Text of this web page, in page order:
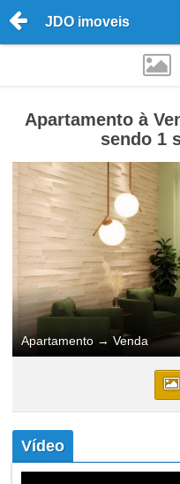
JDO imoveis
Apartamento à
sendo 1
Apartamento → Venda
Vídeo